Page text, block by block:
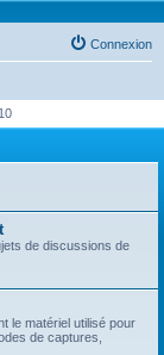
Connexion
de discussions de
le matériel utilisé pour
de captures,